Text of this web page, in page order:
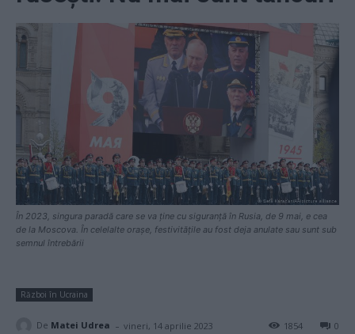
În 2023, singura paradă care se va ține cu siguranță în Rusia, de 9 mai, e cea
de la Moscova. În celelalte orașe, festivitățile au fost deja anulate sau sunt sub
semnul întrebării
Război în Ucraina
De Matei Udrea - vineri, 14 aprilie 2023 0
1854